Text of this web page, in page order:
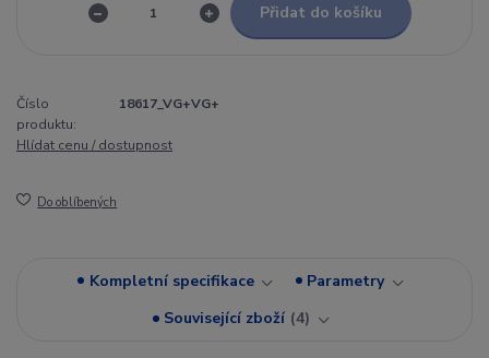
Přidat do košíku
Číslo
produktu:
18617_VG+VG+
Hlídat cenu / dostupnost
Do oblíbených
Kompletní specifikace
Parametry
Související zboží 4